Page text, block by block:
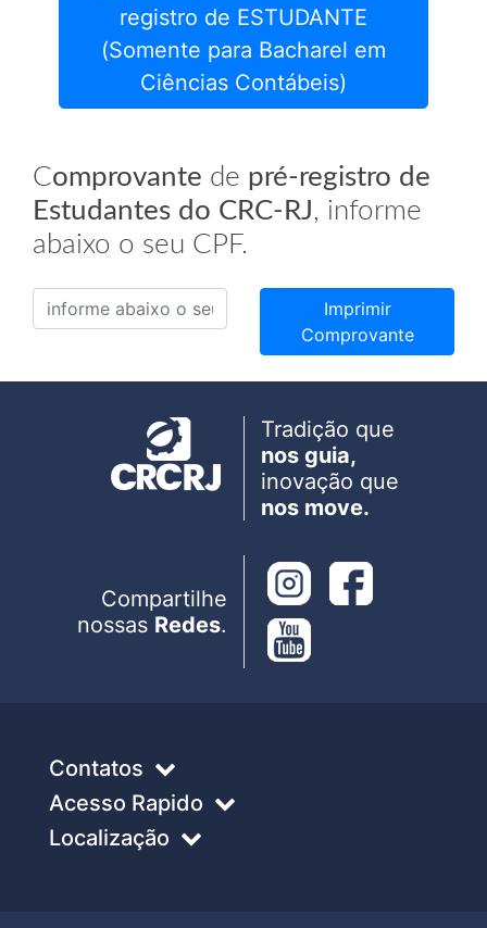
registro de ESTUDANTE
(Somente para Bacharel em
Ciências Contábeis)
Comprovante de pré-registro de
Estudantes do CRC-RJ, informe
abaixo o seu CPF.
Imprimir
Comprovante
Tradição que
nos guia,
inovação que
nos move.
Compartilhe
nossas Redes.
Contatos
Acesso Rapido
Localização